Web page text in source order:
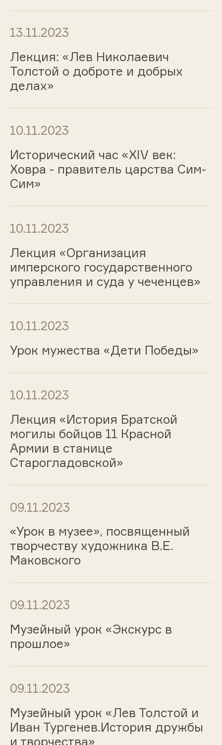
13.11.2023
Лекция: «Лев Николаевич
Толстой о доброте и добрых
делах»
10.11.2023
Исторический час «ХIV век:
Ховра - правитель царства Сим-
Сим»
10.11.2023
Лекция «Организация
имперского государственного
управления и суда у чеченцев»
10.11.2023
Урок мужества «Дети Победы»
10.11.2023
Лекция «История Братской
могилы бойцов 11 Красной
Армии в станице
Старогладовской»
09.11.2023
«Урок в музее», посвященный
творчеству художника В.Е.
Маковского
09.11.2023
Музейный урок «Экскурс в
прошлое»
09.11.2023
Музейный урок «Лев Толстой и
Иван Тургенев.История дружбы
и творчества»